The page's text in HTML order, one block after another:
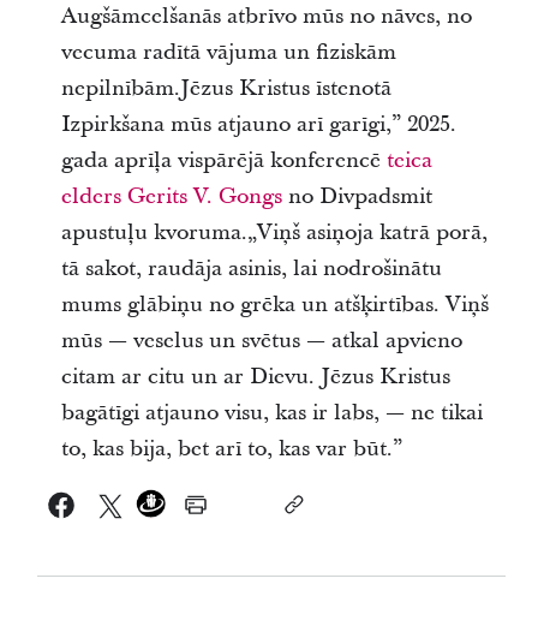
Augšāmcelšanās atbrīvo mūs no nāves, no
vecuma radītā vājuma un fiziskām
nepilnībām.Jēzus Kristus īstenotā
Izpirkšana mūs atjauno arī garīgi,” 2025.
gada aprīļa vispārējā konferencē teica
elders Gerits V. Gongsno Divpadsmit
apustuļu kvoruma.„Viņš asiņoja katrā porā,
tā sakot, raudāja asinis, lai nodrošinātu
mums glābiņu no grēka un atšķirtības. Viņš
mūs — veselus un svētus — atkal apvieno
citam ar citu un ar Dievu. Jēzus Kristus
bagātīgi atjauno visu, kas ir labs, — ne tikai
to, kas bija, bet arī to, kas var būt.”